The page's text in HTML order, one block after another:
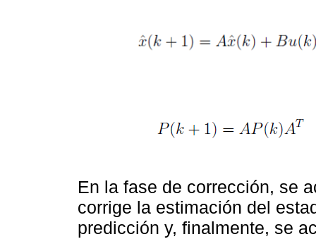
En la fase de corrección, se
corrige la estimación del
predicción y, finalmente, se